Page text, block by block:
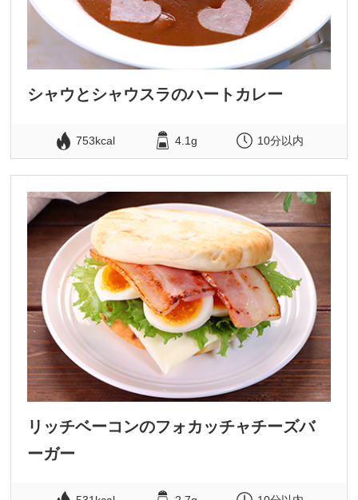
シャウとシャウスラのハートカレー
753kcal 4.1g 10分以内
リッチベーコンのフォカッチャチーズバ
ーガー